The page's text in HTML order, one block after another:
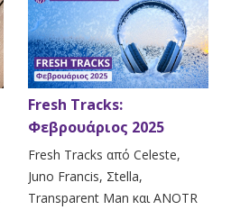
Fresh Tracks:
Φεβρουάριος 2025
Fresh Tracks από Celeste,
Juno Francis, Σtella,
Transparent Man και ANOTR